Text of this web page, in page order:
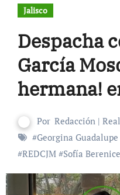
Jalisco
Despacha
García
hermana!
Por Redacción |
#Georgina
#REDCJM#Sofía